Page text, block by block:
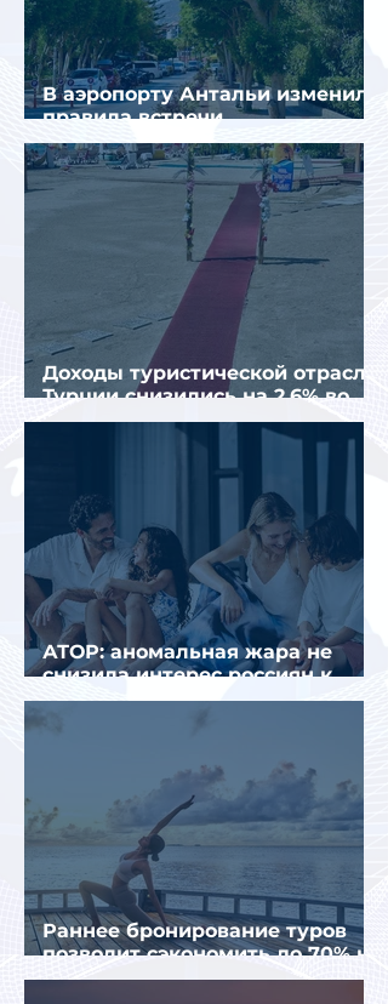
В аэропорту Антальи изменили
правила встречи
организованных туристов
Доходы туристической отрасли
Турции снизились на 2,6% во
втором квартале 2026 года
АТОР: аномальная жара не
снизила интерес россиян к
летнему отдыху в Европе
Раннее бронирование туров
позволит сэкономить до 70% на
летнем отдыхе — АТОР